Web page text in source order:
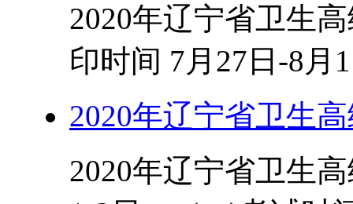
2020年辽宁省卫生
印时间 7月27日-8月
2020年辽宁省卫生
2020年辽宁省卫生